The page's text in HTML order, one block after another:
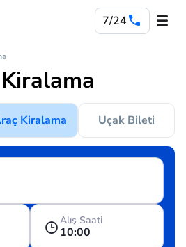
7/24
Kiralama Uçak Bileti
Alış Saati
10:00